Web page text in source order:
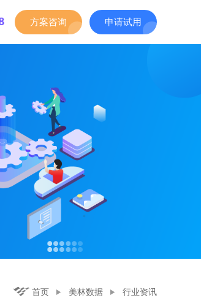
申请试用
方案咨询
首页 美林数据 行业资讯